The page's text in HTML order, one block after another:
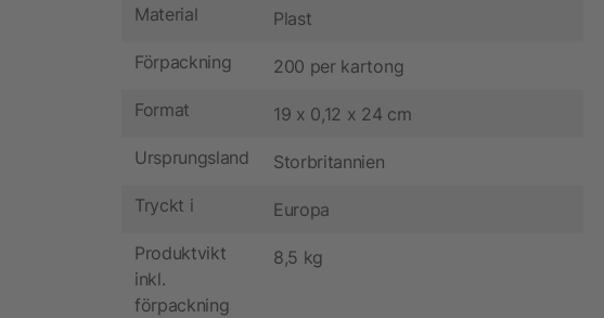
Material Plast
Förpackning 200 per kartong
Format 19 x 0,12 x 24 cm
Ursprungsland Storbritannien
Tryckt i Europa
Produktvikt
inkl.
förpackning
8,5 kg